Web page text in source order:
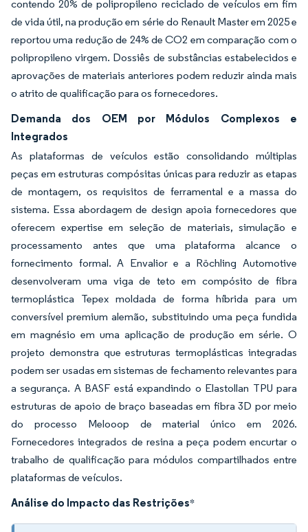
contendo 20% de polipropileno reciclado de veículos em fim
de vida útil, na produção em série do Renault Master em 2025 e
reportou uma redução de 24% de CO2 em comparação com o
polipropileno virgem. Dossiês de substâncias estabelecidos e
aprovações de materiais anteriores podem reduzir ainda mais
o atrito de qualificação para os fornecedores.
Demanda dos OEM por Módulos Complexos e
Integrados
As plataformas de veículos estão consolidando múltiplas
peças em estruturas compósitas únicas para reduzir as etapas
de montagem, os requisitos de ferramental e a massa do
sistema. Essa abordagem de design apoia fornecedores que
oferecem expertise em seleção de materiais, simulação e
processamento antes que uma plataforma alcance o
fornecimento formal. A Envalior e a Röchling Automotive
desenvolveram uma viga de teto em compósito de fibra
termoplástica Tepex moldada de forma híbrida para um
conversível premium alemão, substituindo uma peça fundida
em magnésio em uma aplicação de produção em série. O
projeto demonstra que estruturas termoplásticas integradas
podem ser usadas em sistemas de fechamento relevantes para
a segurança. A BASF está expandindo o Elastollan TPU para
estruturas de apoio de braço baseadas em fibra 3D por meio
do processo Melooop de material único em 2026.
Fornecedores integrados de resina a peça podem encurtar o
trabalho de qualificação para módulos compartilhados entre
plataformas de veículos.
Análise do Impacto das Restrições*